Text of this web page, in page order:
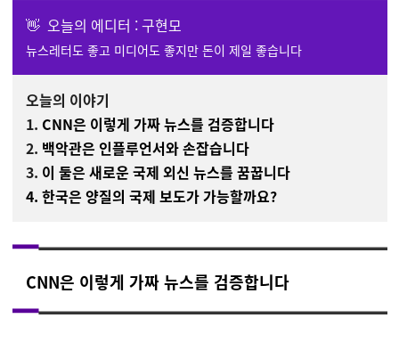
👋 오늘의 에디터 : 구현모
뉴스레터도 좋고 미디어도 좋지만 돈이 제일 좋습니다
오늘의 이야기
1. CNN은 이렇게 가짜 뉴스를 검증합니다
2. 백악관은 인플루언서와 손잡습니다
3. 이 둘은 새로운 국제 외신 뉴스를 꿈꿉니다
4. 한국은 양질의 국제 보도가 가능할까요?
CNN은 이렇게 가짜 뉴스를 검증합니다